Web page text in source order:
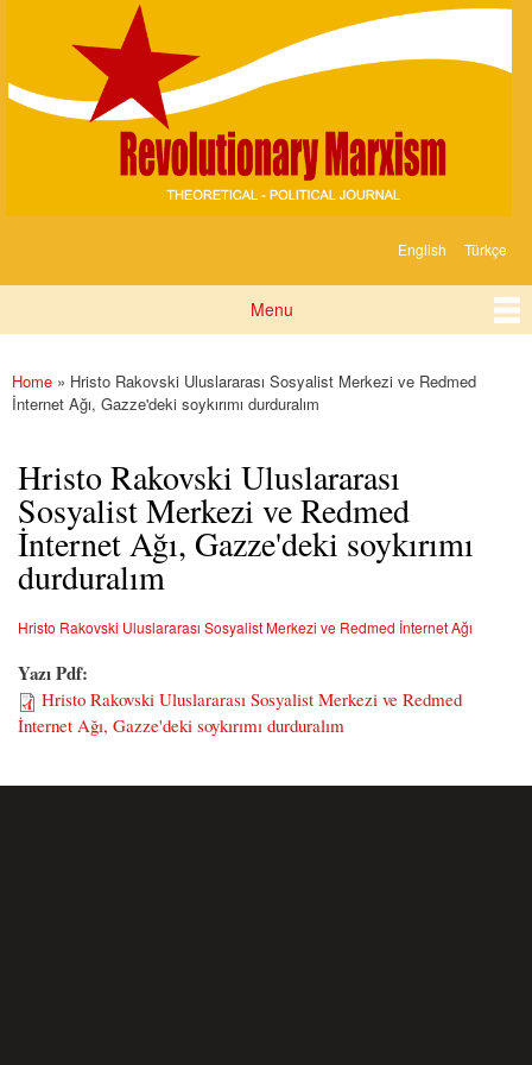
content
Marksizm
English Türkçe
Menu
You are here
Home » Hristo Rakovski Uluslararası Sosyalist Merkezi ve Redmed
İnternet Ağı, Gazze'deki soykırımı durduralım
Hristo Rakovski Uluslararası
Sosyalist Merkezi ve Redmed
İnternet Ağı, Gazze'deki soykırımı
durduralım
Hristo Rakovski Uluslararası Sosyalist Merkezi ve Redmed İnternet Ağı
Yazı Pdf:
Hristo Rakovski Uluslararası Sosyalist Merkezi ve Redmed
İnternet Ağı, Gazze'deki soykırımı durduralım